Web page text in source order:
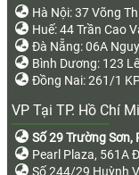
Hà Nội: 37 Võng
Huế: 44 Trần Cao
Đà Nẵng: 06A
Bình Dương: 123
Đồng Nai: 261/1
VP Tại TP. Hồ Chí
Số 29 Trường Sơn,
Pearl Plaza, 561A
Số 244/29 Huỳnh